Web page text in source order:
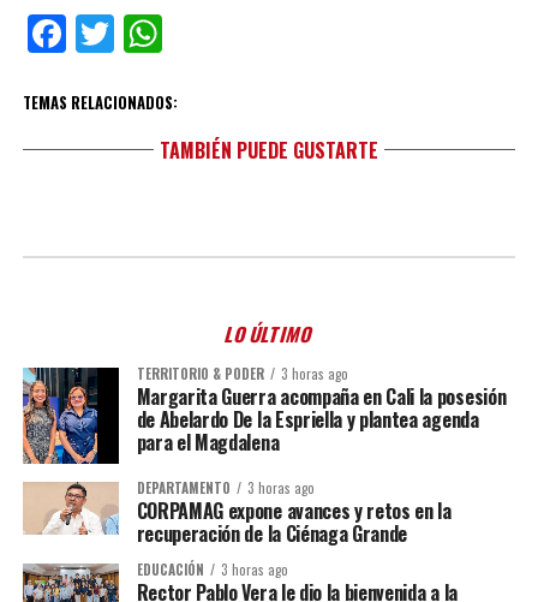
Facebook
TwitterWhatsApp
TEMAS RELACIONADOS:
TAMBIÉN PUEDE GUSTARTE
LO ÚLTIMO
TERRITORIO & PODER 3 horas ago
Margarita Guerra acompaña en Cali la posesión
de Abelardo De la Espriella y plantea agenda
para el Magdalena
DEPARTAMENTO 3 horas ago
CORPAMAG expone avances y retos en la
recuperación de la Ciénaga Grande
EDUCACIÓN 3 horas ago
Rector Pablo Vera le dio la bienvenida a la